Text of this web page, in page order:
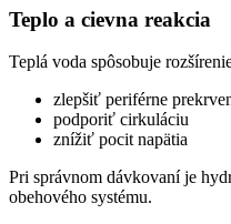
Teplo a cievna reakcia
Teplá voda spôsobuje
zlepšiť periférne
podporiť cirkuláciu
znížiť pocit napätia
Pri správnom dávkovaní je
obehového systému.